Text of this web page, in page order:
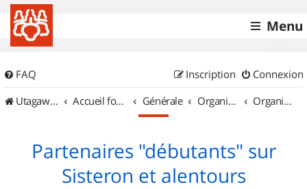
Menu
FAQ Connexion
Inscription
UtagawaVTT (Randos VTT et VTTAE avec traces GPS)
Accueil forum Générale Organisation de sorties & Recherche de partenaires Organisation de sorties en région Provence Alpes Côte d'Azur
Partenaires "débutants" sur
Sisteron et alentours